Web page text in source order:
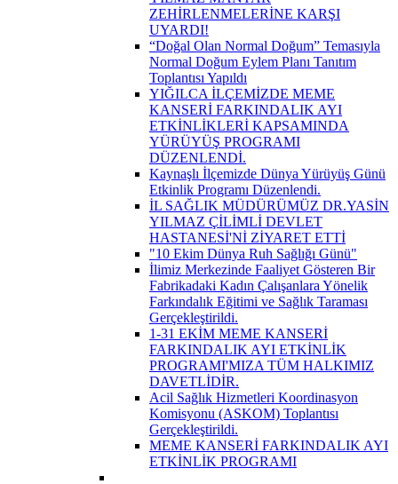
ZEHİRLENMELERİNE KARŞI
UYARDI!
“Doğal Olan Normal Doğum” Temasıyla
Normal Doğum Eylem Planı Tanıtım
Toplantısı Yapıldı
YIĞILCA İLÇEMİZDE MEME
KANSERİ FARKINDALIK AYI
ETKİNLİKLERİ KAPSAMINDA
YÜRÜYÜŞ PROGRAMI
DÜZENLENDİ.
Kaynaşlı İlçemizde Dünya Yürüyüş Günü
Etkinlik Programı Düzenlendi.
İL SAĞLIK MÜDÜRÜMÜZ DR.YASİN
YILMAZ ÇİLİMLİ DEVLET
HASTANESİ'Nİ ZİYARET ETTİ
"10 Ekim Dünya Ruh Sağlığı Günü"
İlimiz Merkezinde Faaliyet Gösteren Bir
Fabrikadaki Kadın Çalışanlara Yönelik
Farkındalık Eğitimi ve Sağlık Taraması
Gerçekleştirildi.
1-31 EKİM MEME KANSERİ
FARKINDALIK AYI ETKİNLİK
PROGRAMI'MIZA TÜM HALKIMIZ
DAVETLİDİR.
Acil Sağlık Hizmetleri Koordinasyon
Komisyonu (ASKOM) Toplantısı
Gerçekleştirildi.
MEME KANSERİ FARKINDALIK AYI
ETKİNLİK PROGRAMI